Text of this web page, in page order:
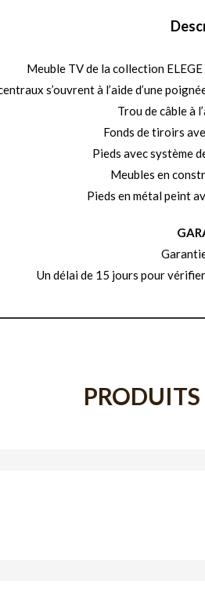
Meuble TV de la collection
s’ouvrent à l’aide d’une
Trou de câble à
Fonds de tiroirs
Pieds avec système
Meubles en
Pieds en métal peint
Un délai de 15 jours pour